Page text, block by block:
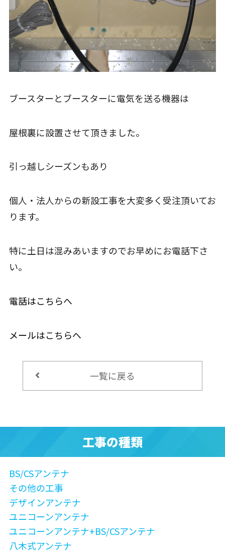
ブースターとブースターに電気を送る機器は
屋根裏に設置させて頂きました。
引っ越しシーズンもあり
個人・法人からの新設工事を大変多く受注頂いてお
ります。
特に土日は混みあいますのでお早めにお電話下さ
い。
電話はこちらへ
メールはこちらへ
一覧に戻る
工事の種類
BS/CSアンテナ
その他の工事
デザインアンテナ
ユニコーンアンテナ
ユニコーンアンテナ+BS/CSアンテナ
八木式アンテナ